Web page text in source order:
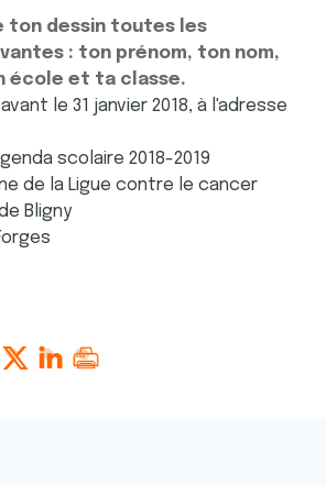
ton dessin toutes les
: ton prénom, ton nom,
école et ta classe.
le 31 janvier 2018, à l'adresse
scolaire 2018-2019
de la Ligue contre le cancer
Bligny